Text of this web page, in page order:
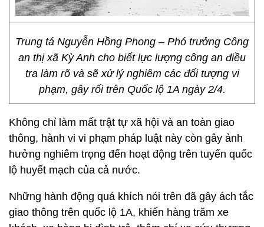
Trung tá Nguyễn Hồng Phong – Phó trưởng Công
an thị xã Kỳ Anh cho biết lực lượng công an điều
tra làm rõ và sẽ xử lý nghiêm các đối tượng vi
phạm, gây rối trên Quốc lộ 1A ngày 2/4.
Không chỉ làm mất trật tự xã hội và an toàn giao
thông, hành vi vi phạm pháp luật này còn gây ảnh
hưởng nghiêm trọng đến hoạt động trên tuyến quốc
lộ huyết mạch của cả nước.
Những hành động quá khích nói trên đã gây ách tắc
giao thông trên quốc lộ 1A, khiến hàng trăm xe